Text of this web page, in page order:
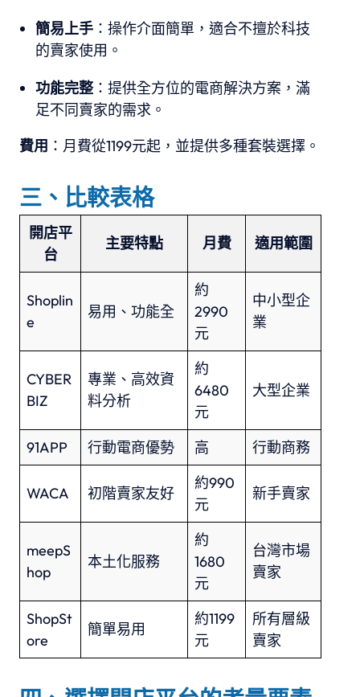
簡易上手 ：操作介面簡單，適合不擅於科技
的賣家使用。
功能完整：提供全方位的電商解決方案，滿
足不同賣家的需求。
費用 ：月費從1199元起，並提供多種套裝選擇。
三、比較表格
開店平
台
主要特點 月費 適用範圍
Shoplin
e
易用、功能全
約
2990
元
中小型企
業
CYBER
BIZ
專業、高效資
料分析
約
6480
元
大型企業
91APP 行動電商優勢 高 行動商務
WACA 初階賣家友好
約990
元
新手賣家
meepS
hop
本土化服務
約
1680
元
台灣市場
賣家
ShopSt
ore
簡單易用
約1199
元
所有層級
賣家